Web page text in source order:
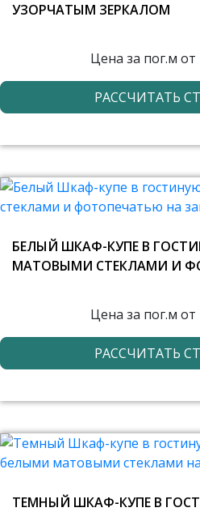
УЗОРЧАТЫМ ЗЕРКАЛОМ
Цена за пог.м от
РАССЧИТАТЬ
БЕЛЫЙ ШКАФ-КУПЕ В
МАТОВЫМИ СТЕКЛАМИ И
Цена за пог.м от
РАССЧИТАТЬ
ТЕМНЫЙ ШКАФ-КУПЕ В